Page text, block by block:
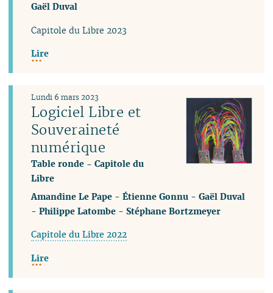
Gaël Duval
Capitole du Libre 2023
Lire
Logiciel Libre et
Souveraineté
numérique
Table ronde - Capitole du
Libre
Lundi 6 mars 2023
Amandine Le Pape -Étienne Gonnu -Gaël Duval
-Philippe Latombe -Stéphane Bortzmeyer
Capitole du Libre 2022
Lire